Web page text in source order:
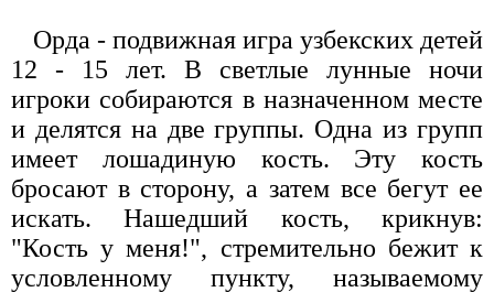
Орда - подвижная игра узбекских детей
12 - 15 лет. В светлые лунные ночи
игроки собираются в назначенном месте
и делятся на две группы. Одна из групп
имеет лошадиную кость. Эту кость
бросают в сторону, а затем все бегут ее
искать. Нашедший кость, крикнув:
"Кость у меня!", стремительно бежит к
условленному пункту, называемому